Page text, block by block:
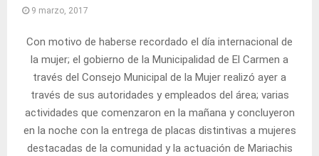
9 marzo, 2017
Con motivo de haberse recordado el día internacional de
la mujer; el gobierno de la Municipalidad de El Carmen a
través del Consejo Municipal de la Mujer realizó ayer a
través de sus autoridades y empleados del área; varias
actividades que comenzaron en la mañana y concluyeron
en la noche con la entrega de placas distintivas a mujeres
destacadas de la comunidad y la actuación de Mariachis